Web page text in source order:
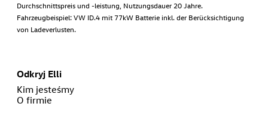
Durchschnittspreis und -leistung, Nutzungsdauer 20 Jahre.
Fahrzeugbeispiel: VW ID.4 mit 77kW Batterie inkl. der Berücksichtigung
von Ladeverlusten.
Odkryj Elli
Kim jesteśmy
O firmie